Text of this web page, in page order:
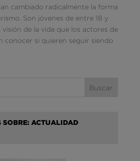
cambiado radicalmente la forma
Son jóvenes de entre 18 y
visión de la vida que los actores de
conocer si quieren seguir siendo
SOBRE: ACTUALIDAD